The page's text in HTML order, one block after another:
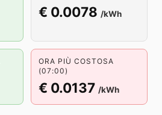
€ 0.0078 /kWh
ORA PIÙ COSTOSA
(07:00)
€ 0.0137 /kWh